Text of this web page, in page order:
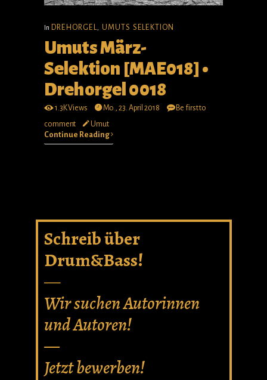
In DREHORGEL UMUTS SELEKTION
Umuts März-
Selektion [MAE018] •
Drehorgel 0018
1.3K Views Mo., 23. April 2018
Be first to
comment
Umut
Continue Reading
Schreib über
Drum&Bass!
—
Wir suchen Autorinnen
und Autoren!
—
Jetzt bewerben!